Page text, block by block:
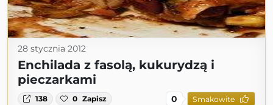
28 stycznia 2012
Enchilada z fasolą, kukurydzą i
pieczarkami
138 0 Zapisz 0 Smakowite